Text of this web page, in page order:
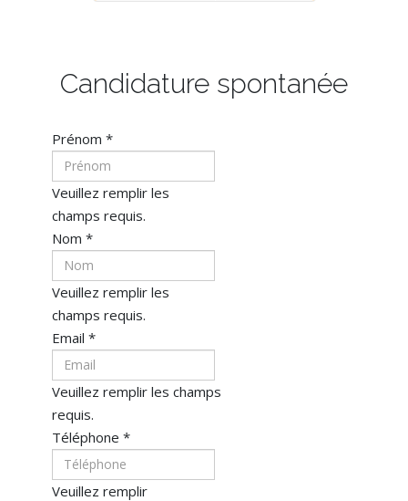
Candidature spontanée
Prénom *
Veuillez remplir les
champs requis.
Nom *
Veuillez remplir les
champs requis.
Email *
Veuillez remplir les champs
requis.
Téléphone *
Veuillez remplir